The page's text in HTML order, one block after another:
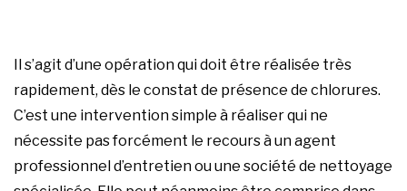
Il s’agit d’une opération qui doit être réalisée très
rapidement, dès le constat de présence de chlorures.
C’est une intervention simple à réaliser qui ne
nécessite pas forcément le recours à un agent
professionnel d’entretien ou une société de nettoyage